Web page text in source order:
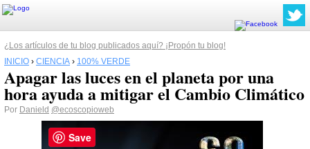
¿Los artículos de tu blog publicados aquí? ¡Propón tu blog!
INICIO › CIENCIA › 100% VERDE
Apagar las luces en el planeta por una
hora ayuda a mitigar el Cambio Climático
Por Danield @ecoscopioweb
Save